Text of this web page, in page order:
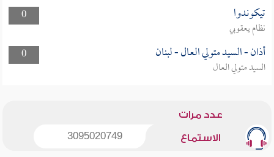
0
تيكوندوا
نظام يعقوبي
0
أذان - السيد متولي العال - لبنان
السيد متولي العال
عدد مرات
الاستماع 3095020749